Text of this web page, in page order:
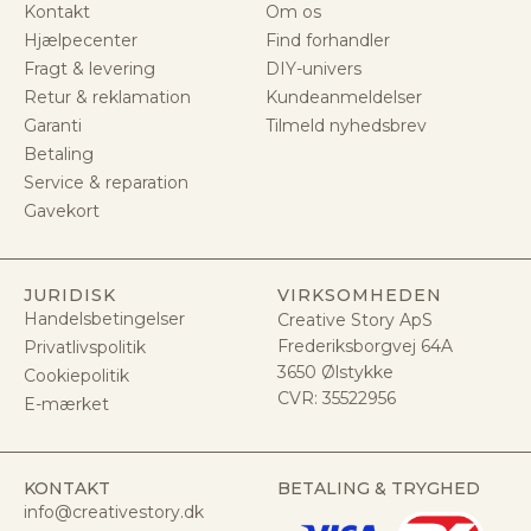
Kontakt
Hjælpecenter
Fragt & levering
Retur & reklamation
Garanti
Betaling
Service & reparation
Gavekort
Om os
Find forhandler
DIY-univers
Kundeanmeldelser
Tilmeld nyhedsbrev
JURIDISK
Handelsbetingelser
Privatlivspolitik
Cookiepolitik
E-mærket
VIRKSOMHEDEN
Creative Story ApS
Frederiksborgvej 64A
3650 Ølstykke
CVR: 35522956
KONTAKT
info@creativestory.dk
BETALING & TRYGHED